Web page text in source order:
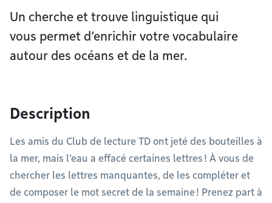
Un cherche et trouve linguistique qui
vous permet d’enrichir votre vocabulaire
autour des océans et de la mer.
Description
Les amis du Club de lecture TD ont jeté des bouteilles à
la mer, mais l’eau a effacé certaines lettres ! À vous de
chercher les lettres manquantes, de les compléter et
de composer le mot secret de la semaine ! Prenez part à